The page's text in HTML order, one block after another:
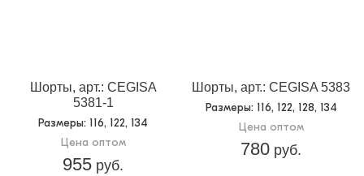
Шорты, арт.: CEGISA
5381-1
Размеры: 116, 122, 134
Цена оптом
955 руб.
Шорты, арт.: CEGISA 5383
Размеры: 116, 122, 128, 134
Цена оптом
780 руб.